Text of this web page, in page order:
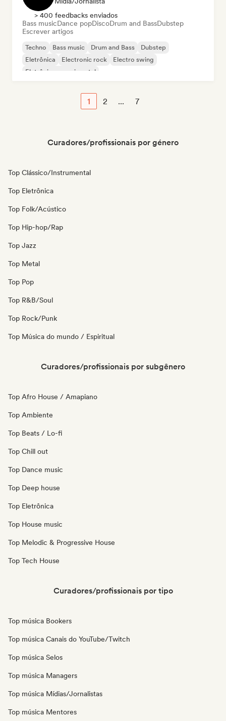
> 400 feedbacks enviados
Bass musicDance popDiscoDrum and BassDubstep
Escrever artigos
Techno Bass music Drum and Bass
Dubstep
Eletrônica
Electronic rock
Electro swing
Eletrônica experimental
1 2 ... 7
Curadores/profissionais por género
Top Clássico/Instrumental
Top Eletrônica
Top Folk/Acústico
Top Hip-hop/Rap
Top Jazz
Top Metal
Top Pop
Top R&B/Soul
Top Rock/Punk
Top Música do mundo / Espiritual
Curadores/profissionais por subgênero
Top Afro House / Amapiano
Top Ambiente
Top Beats / Lo-fi
Top Chill out
Top Dance music
Top Deep house
Top Eletrônica
Top House music
Top Melodic & Progressive House
Top Tech House
Curadores/profissionais por tipo
Top música Bookers
Top música Canais do YouTube/Twitch
Top música Selos
Top música Managers
Top música Mídias/Jornalistas
Top música Mentores